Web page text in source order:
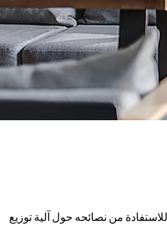
من نصائحه حول آلية توزيع